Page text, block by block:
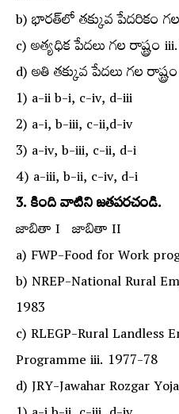
b) భారత్‌లో తక్కువ పేదరికం
c) అత్యధిక పేదలు గల రాష్ట్రం
d) అతి తక్కువ పేదలు గల
1) a-ii b-i, c-iv, d-iii
2) a-i, b-iii, c-ii,d-iv
3) a-iv, b-iii, c-ii, d-i
4) a-iii, b-ii, c-iv, d-i
3. కింది వాటిని జతపరచండి.
జాబితా I జాబితా II
a) FWP-Food for Work
b) NREP-National Rural
1983
c) RLEGP-Rural Landless
Programme iii. 1977-78
d) JRY-Jawahar Rozgar